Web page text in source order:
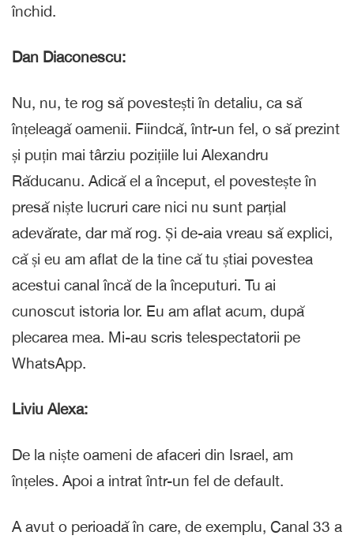
închid.
Dan Diaconescu:
Nu, nu, te rog să povestești în detaliu, ca să
înțeleagă oamenii. Fiindcă, într-un fel, o să prezint
și puțin mai târziu pozițiile lui Alexandru
Răducanu. Adică el a început, el povestește în
presă niște lucruri care nici nu sunt parțial
adevărate, dar mă rog. Și de-aia vreau să explici,
că și eu am aflat de la tine că tu știai povestea
acestui canal încă de la începuturi. Tu ai
cunoscut istoria lor. Eu am aflat acum, după
plecarea mea. Mi-au scris telespectatorii pe
WhatsApp.
Liviu Alexa:
De la niște oameni de afaceri din Israel, am
înțeles. Apoi a intrat într-un fel de default.
A avut o perioadă în care, de exemplu, Canal 33 a